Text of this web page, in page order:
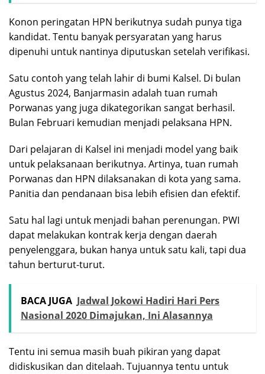
Konon peringatan HPN berikutnya sudah punya tiga
kandidat. Tentu banyak persyaratan yang harus
dipenuhi untuk nantinya diputuskan setelah verifikasi.
Satu contoh yang telah lahir di bumi Kalsel. Di bulan
Agustus 2024, Banjarmasin adalah tuan rumah
Porwanas yang juga dikategorikan sangat berhasil.
Bulan Februari kemudian menjadi pelaksana HPN.
Dari pelajaran di Kalsel ini menjadi model yang baik
untuk pelaksanaan berikutnya. Artinya, tuan rumah
Porwanas dan HPN dilaksanakan di kota yang sama.
Panitia dan pendanaan bisa lebih efisien dan efektif.
Satu hal lagi untuk menjadi bahan perenungan. PWI
dapat melakukan kontrak kerja dengan daerah
penyelenggara, bukan hanya untuk satu kali, tapi dua
tahun berturut-turut.
BACA JUGA Jadwal Jokowi Hadiri Hari Pers
Nasional 2020 Dimajukan, Ini Alasannya
Tentu ini semua masih buah pikiran yang dapat
didiskusikan dan ditelaah. Tujuannya tentu untuk